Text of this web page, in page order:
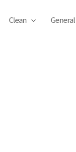
Clean General